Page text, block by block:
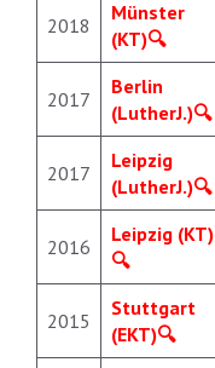
2018
Münster
(KT)
2017
Berlin
(LutherJ.)
2017
Leipzig
(LutherJ.)
2016
Leipzig (KT)
2015
Stuttgart
(EKT)